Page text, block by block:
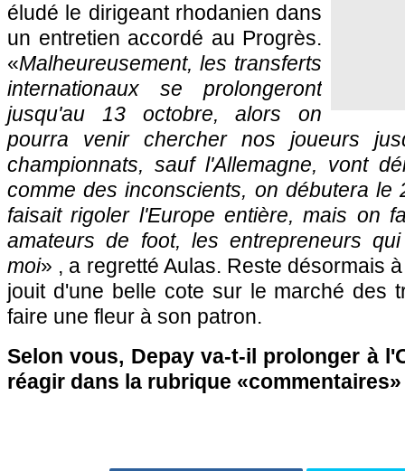
éludé le dirigeant rhodanien dans
un entretien accordé au Progrès.
«Malheureusement, les transferts
internationaux se prolongeront
jusqu'au 13 octobre, alors on
pourra venir chercher nos joueurs
championnats, sauf l'Allemagne, vont
comme des inconscients, on débutera le
faisait rigoler l'Europe entière, mais on
amateurs de foot, les entrepreneurs
moi» , a regretté Aulas. Reste désormais
jouit d'une belle cote sur le marché des
faire une fleur à son patron.
Selon vous, Depay va-t-il prolonger à
réagir dans la rubrique